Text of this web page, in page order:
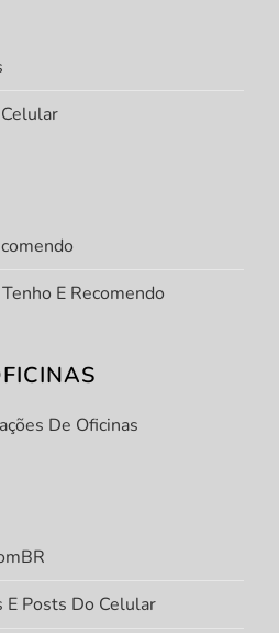
E Recomendo
De Oficinas
E Posts Do Celular